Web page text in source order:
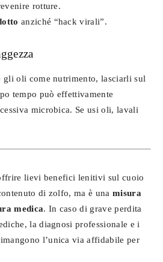
rotture.
anziché “hack virali”.
gli oli come nutrimento, lasciarli sul
tempo può effettivamente
microbica. Se usi oli, lavali
lievi benefici lenitivi sul cuoio
di zolfo, ma è una misura
medica. In caso di grave perdita
la diagnosi professionale e i
l’unica via affidabile per